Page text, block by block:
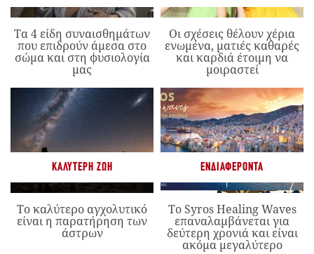
Τα 4 είδη συναισθημάτων
που επιδρούν άμεσα στο
σώμα και στη φυσιολογία
μας
Οι σχέσεις θέλουν χέρια
ενωμένα, ματιές καθαρές
και καρδιά έτοιμη να
μοιραστεί
ΚΑΛΎΤΕΡΗ ΖΩΉ
Το καλύτερο αγχολυτικό
είναι η παρατήρηση των
άστρων
ΕΝΔΙΑΦΈΡΟΝΤΑ
Το Syros Healing Waves
επαναλαμβάνεται για
δεύτερη χρονιά και είναι
ακόμα μεγαλύτερο